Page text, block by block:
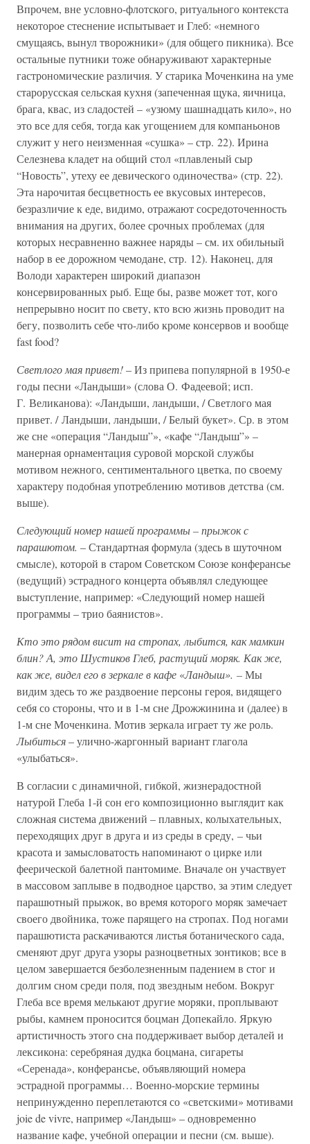
Впрочем, вне условно-флотского, ритуального контекста
некоторое стеснение испытывает и Глеб: «немного
смущаясь, вынул творожники» (для общего пикника). Все
остальные путники тоже обнаруживают характерные
гастрономические различия. У старика Моченкина на уме
старорусская сельская кухня (запеченная щука, яичница,
брага, квас, из сладостей – «узюму шашнадцать кило», но
это все для себя, тогда как угощением для компаньонов
служит у него неизменная «сушка» – стр. 22). Ирина
Селезнева кладет на общий стол «плавленый сыр
“Новость”, утеху ее девического одиночества» (стр. 22).
Эта нарочитая бесцветность ее вкусовых интересов,
безразличие к еде, видимо, отражают сосредоточенность
внимания на других, более срочных проблемах (для
которых несравненно важнее наряды – см. их обильный
набор в ее дорожном чемодане, стр. 12). Наконец, для
Володи характерен широкий диапазон
консервированных рыб. Еще бы, разве может тот, кого
непрерывно носит по свету, кто всю жизнь проводит на
бегу, позволить себе что-либо кроме консервов и вообще
fast food?
Светлого мая привет!– Из припева популярной в 1950-е
годы песни «Ландыши» (слова О. Фадеевой; исп.
Г. Великанова): «Ландыши, ландыши, / Светлого мая
привет. / Ландыши, ландыши, / Белый букет». Ср. в этом
же сне «операция “Ландыш”», «кафе “Ландыш”» –
манерная орнаментация суровой морской службы
мотивом нежного, сентиментального цветка, по своему
характеру подобная употреблению мотивов детства (см.
выше).
Следующий номер нашей программы – прыжок с
парашютом. – Стандартная формула (здесь в шуточном
смысле), которой в старом Советском Союзе конферансье
(ведущий) эстрадного концерта объявлял следующее
выступление, например: «Следующий номер нашей
программы – трио баянистов».
Кто это рядом висит на стропах, лыбится, как мамкин
блин? А, это Шустиков Глеб, растущий моряк. Как же,
как же, видел его в зеркале в кафе «Ландыш». –Мы
видим здесь то же раздвоение персоны героя, видящего
себя со стороны, что и в 1-м сне Дрожжинина и (далее) в
1-м сне Моченкина. Мотив зеркала играет ту же роль.
Лыбиться– улично-жаргонный вариант глагола
«улыбаться».
В согласии с динамичной, гибкой, жизнерадостной
натурой Глеба 1-й сон его композиционно выглядит как
сложная система движений – плавных, колыхательных,
переходящих друг в друга и из среды в среду, – чьи
красота и замысловатость напоминают о цирке или
феерической балетной пантомиме. Вначале он участвует
в массовом заплыве в подводное царство, за этим следует
парашютный прыжок, во время которого моряк замечает
своего двойника, тоже парящего на стропах. Под ногами
парашютиста раскачиваются листья ботанического сада,
сменяют друг друга узоры разноцветных зонтиков; все в
целом завершается безболезненным падением в стог и
долгим сном среди поля, под звездным небом. Вокруг
Глеба все время мелькают другие моряки, проплывают
рыбы, камнем проносится боцман Допекайло. Яркую
артистичность этого сна поддерживает выбор деталей и
лексикона: серебряная дудка боцмана, сигареты
«Серенада», конферансье, объявляющий номера
эстрадной программы… Военно-морские термины
непринужденно переплетаются со «светскими» мотивами
joie de vivre, например «Ландыш» – одновременно
название кафе, учебной операции и песни (см. выше).